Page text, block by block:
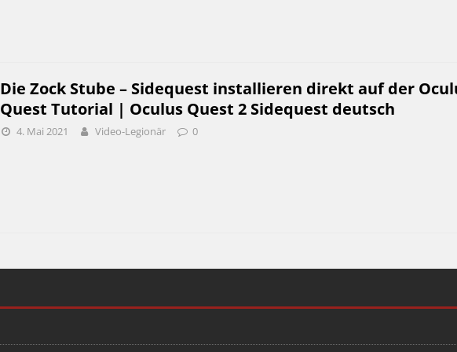
Die Zock Stube – Sidequest installieren direkt auf der
Quest Tutorial | Oculus Quest 2 Sidequest deutsch
4. Mai 2021 Video-Legionär 0